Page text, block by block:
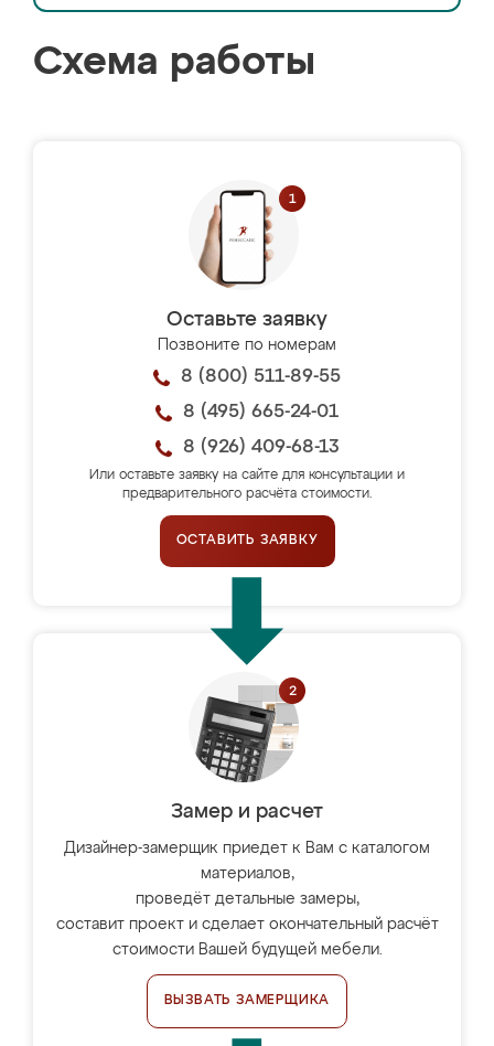
Схема работы
Оставьте заявку
Позвоните по номерам
8 (800) 511-89-55
8 (495) 665-24-01
8 (926) 409-68-13
Или оставьте заявку на сайте для консультации и
предварительного расчёта стоимости.
ОСТАВИТЬ ЗАЯВКУ
Замер и расчет
Дизайнер-замерщик приедет к Вам с каталогом
материалов,
проведёт детальные замеры,
составит проект и сделает окончательный расчёт
стоимости Вашей будущей мебели.
ВЫЗВАТЬ ЗАМЕРЩИКА